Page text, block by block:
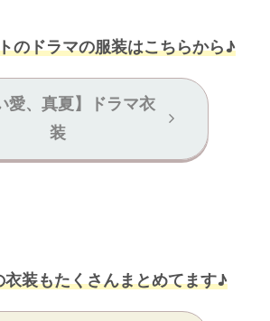
のドラマの服装はこちらから♪
愛、真夏】ドラマ衣
装
衣装もたくさんまとめてます♪